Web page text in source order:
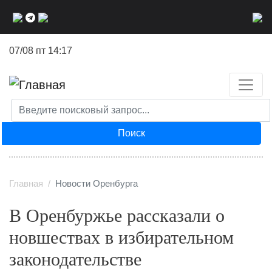
07/08 пт 14:17
Поиск
Главная Новости Оренбурга
В Оренбуржье рассказали о
новшествах в избирательном
законодательстве